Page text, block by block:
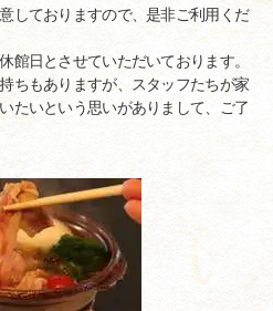
しておりますので、是非ご利用くだ
館日とさせていただいております。
ちもありますが、スタッフたちが家
たいという思いがありまして、ご了